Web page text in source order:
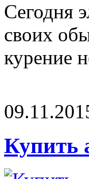
Сегодня
своих
курение
Купить